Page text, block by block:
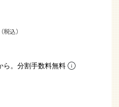
税込
ら。分割手数料無料